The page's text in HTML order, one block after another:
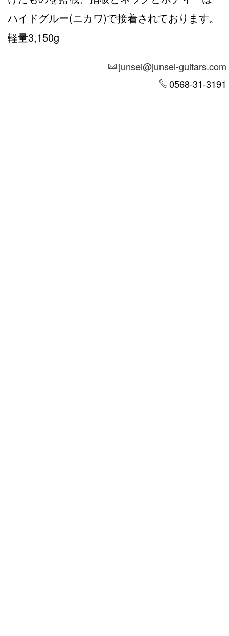
ハイドグルー(ニカワ)で接着されております。
軽量3,150g
junsei@junsei-guitars.com
0568-31-3191